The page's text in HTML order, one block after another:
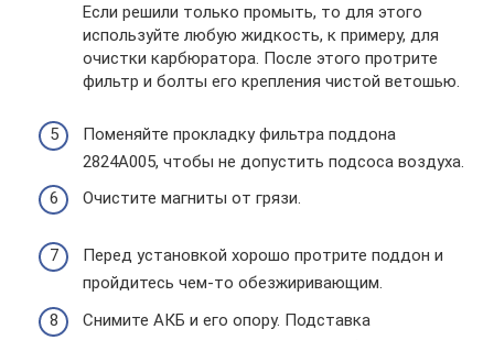
Если решили только промыть, то для этого
используйте любую жидкость, к примеру, для
очистки карбюратора. После этого протрите
фильтр и болты его крепления чистой ветошью.
Поменяйте прокладку фильтра поддона
2824А005, чтобы не допустить подсоса воздуха.
Очистите магниты от грязи.
Перед установкой хорошо протрите поддон и
пройдитесь чем-то обезжиривающим.
Снимите АКБ и его опору. Подставка